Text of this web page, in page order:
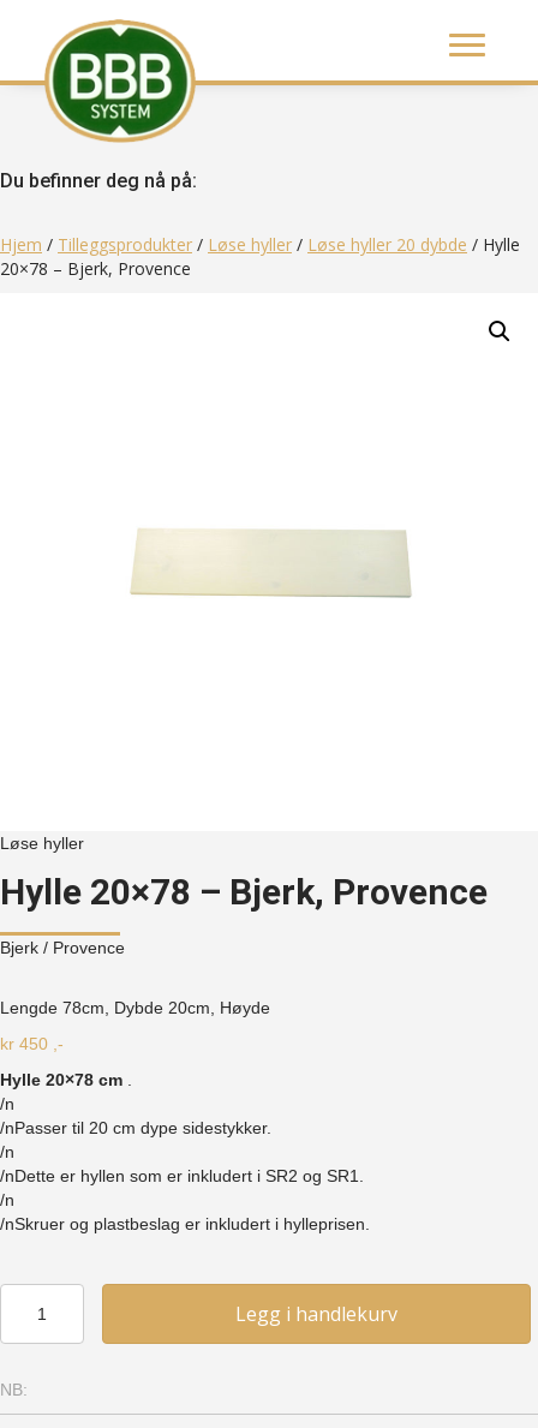
Du befinner deg nå på:
Hjem / Tilleggsprodukter / Løse hyller / Løse hyller 20 dybde / Hylle
20×78 – Bjerk, Provence
Løse hyller
Hylle 20×78 – Bjerk, Provence
Bjerk / Provence
Lengde 78cm, Dybde 20cm, Høyde
kr 450 ,-
Hylle 20×78 cm
/n
/nPasser til 20 cm dype sidestykker.
/n
/nDette er hyllen som er inkludert i SR2 og SR1.
/n
/nSkruer og plastbeslag er inkludert i hylleprisen.
20x78
-
Provence
antall
Legg i handlekurv
NB: